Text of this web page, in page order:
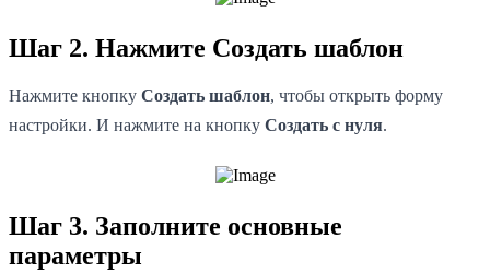
Шаг 2. Нажмите Создать шаблон
Нажмите кнопку Создать шаблон, чтобы открыть форму
настройки. И нажмите на кнопку Создать с нуля.
Шаг 3. Заполните основные
параметры